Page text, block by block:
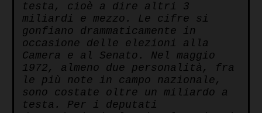
testa, cioè a dire altri 3
miliardi e mezzo. Le cifre si
gonfiano drammaticamente in
occasione delle elezioni alla
Camera e al Senato. Nel maggio
1972, almeno due personalità, fra
le più note in campo nazionale,
sono costate oltre un miliardo a
testa. Per i deputati